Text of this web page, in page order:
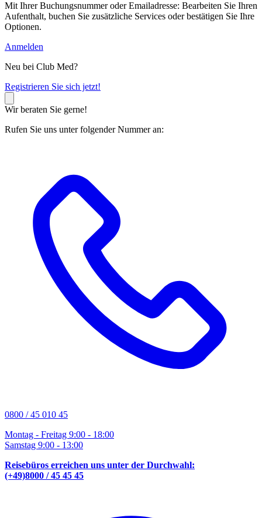
Mit Ihrer Buchungsnummer oder Emailadresse: Bearbeiten Sie Ihren
Aufenthalt, buchen Sie zusätzliche Services oder bestätigen Sie Ihre
Optionen.
Anmelden
Neu bei Club Med?
Registrieren Sie sich jetzt!
Wir beraten Sie gerne!
Rufen Sie uns unter folgender Nummer an:
0800 / 45 010 45
Montag - Freitag 9:00 - 18:00
Samstag 9:00 - 13:00
Reisebüros erreichen uns unter der Durchwahl:
(+49)8000 / 45 45 45